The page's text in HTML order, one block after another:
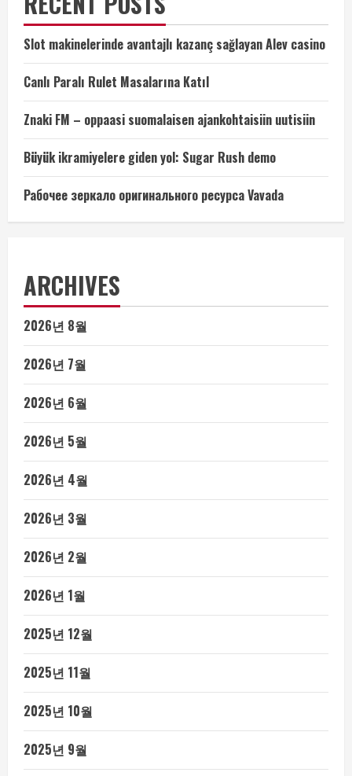
Slot makinelerinde avantajlı kazanç sağlayan Alev casino
Canlı Paralı Rulet Masalarına Katıl
Znaki FM – oppaasi suomalaisen ajankohtaisiin uutisiin
Büyük ikramiyelere giden yol: Sugar Rush demo
Рабочее зеркало оригинального ресурса Vavada
ARCHIVES
2026년 8월
2026년 7월
2026년 6월
2026년 5월
2026년 4월
2026년 3월
2026년 2월
2026년 1월
2025년 12월
2025년 11월
2025년 10월
2025년 9월